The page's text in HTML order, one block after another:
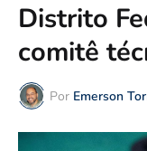
Distrito
comitê
Por Emerson